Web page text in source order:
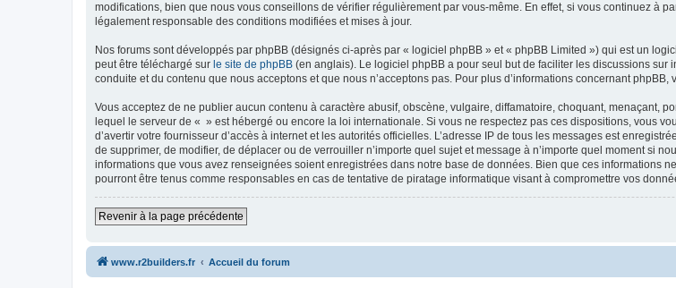
modifications, bien que nous vous conseillons de vérifier régulièrement par vous-même. En effet, si vous continuez à
légalement responsable des conditions modifiées et mises à jour.
Nos forums sont développés par phpBB (désignés ci-après par « logiciel phpBB » et « phpBB Limited ») qui est un
peut être téléchargé sur le site de phpBB (en anglais). Le logiciel phpBB a pour seul but de faciliter les discussions
conduite et du contenu que nous acceptons et que nous n’acceptons pas. Pour plus d’informations concernant phpBB,
Vous acceptez de ne publier aucun contenu à caractère abusif, obscène, vulgaire, diffamatoire, choquant, menaçant,
lequel le serveur de « » est hébergé ou encore la loi internationale. Si vous ne respectez pas ces dispositions, vous
d’avertir votre fournisseur d’accès à internet et les autorités officielles. L’adresse IP de tous les messages est
de supprimer, de modifier, de déplacer ou de verrouiller n’importe quel sujet et message à n’importe quel moment si
informations que vous avez renseignées soient enregistrées dans notre base de données. Bien que ces informations
pourront être tenus comme responsables en cas de tentative de piratage informatique visant à compromettre vos
Revenir à la page précédente
www.r2builders.fr Accueil du forum